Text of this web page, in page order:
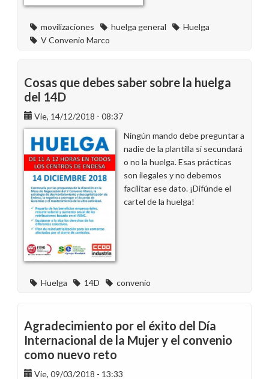
movilizaciones huelga general
Huelga
V Convenio Marco
Cosas que debes saber sobre la huelga
del 14D
Vie, 14/12/2018 - 08:37
Ningún mando debe preguntar a
nadie de la plantilla si secundará
o no la huelga. Esas prácticas
son ilegales y no debemos
facilitar ese dato. ¡Difúnde el
cartel de la huelga!
Huelga 14D convenio
Agradecimiento por el éxito del Día
Internacional de la Mujer y el convenio
como nuevo reto
Vie, 09/03/2018 - 13:33